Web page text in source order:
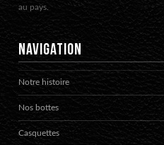
au pays.
NAVIGATION
Notre histoire
Nos bottes
Casquettes